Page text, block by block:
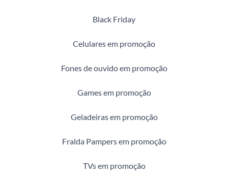
Black Friday
Celulares em promoção
Fones de ouvido em promoção
Games em promoção
Geladeiras em promoção
Fralda Pampers em promoção
TVs em promoção